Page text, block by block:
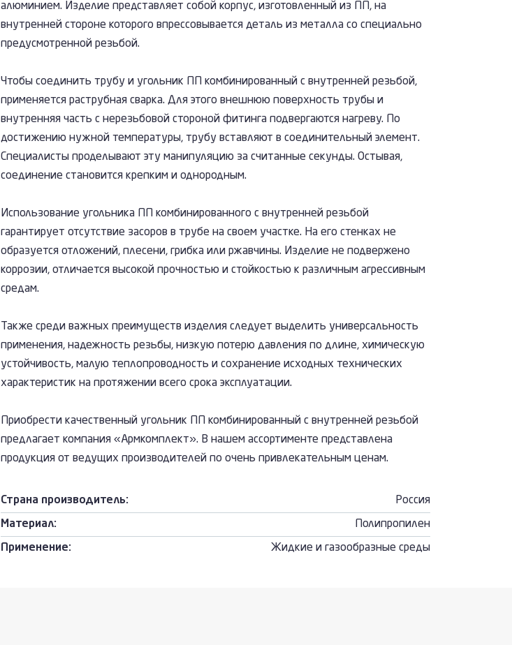
алюминием. Изделие представляет собой корпус, изготовленный из ПП, на
внутренней стороне которого впрессовывается деталь из металла со специально
предусмотренной резьбой.
Чтобы соединить трубу и угольник ПП комбинированный с внутренней резьбой,
применяется раструбная сварка. Для этого внешнюю поверхность трубы и
внутренняя часть с нерезьбовой стороной фитинга подвергаются нагреву. По
достижению нужной температуры, трубу вставляют в соединительный элемент.
Специалисты проделывают эту манипуляцию за считанные секунды. Остывая,
соединение становится крепким и однородным.
Использование угольника ПП комбинированного с внутренней резьбой
гарантирует отсутствие засоров в трубе на своем участке. На его стенках не
образуется отложений, плесени, грибка или ржавчины. Изделие не подвержено
коррозии, отличается высокой прочностью и стойкостью к различным агрессивным
средам.
Также среди важных преимуществ изделия следует выделить универсальность
применения, надежность резьбы, низкую потерю давления по длине, химическую
устойчивость, малую теплопроводность и сохранение исходных технических
характеристик на протяжении всего срока эксплуатации.
Приобрести качественный угольник ПП комбинированный с внутренней резьбой
предлагает компания «Армкомплект». В нашем ассортименте представлена
продукция от ведущих производителей по очень привлекательным ценам.
Страна производитель: Россия
Материал: Полипропилен
Применение: Жидкие и газообразные среды